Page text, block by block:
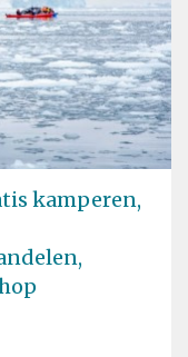
kamperen,